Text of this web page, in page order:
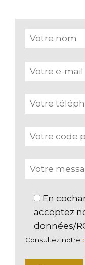
En
acceptez
données/
Consultez notre